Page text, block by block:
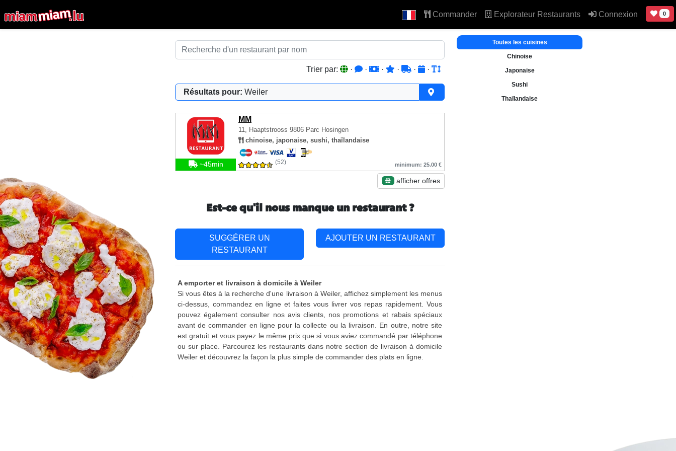
Commander Explorateur Restaurants Connexion 0
Trier par: · · · · · ·
Résultats pour: Weiler
MM
11, Haaptstrooss 9806 Parc Hosingen
chinoise, japonaise, sushi, thaïlandaise
~45min (52) minimum: 25.00 €
afficher offres
Toutes les cuisines
Chinoise
Japonaise
Sushi
Thaïlandaise
Est-ce qu'il nous manque un restaurant ?
SUGGÉRER UN
RESTAURANT
AJOUTER UN RESTAURANT
A emporter et livraison à domicile à Weiler
Si vous êtes à la recherche d'une livraison à Weiler, affichez simplement les menus
ci-dessus, commandez en ligne et faites vous livrer vos repas rapidement. Vous
pouvez également consulter nos avis clients, nos promotions et rabais spéciaux
avant de commander en ligne pour la collecte ou la livraison. En outre, notre site
est gratuit et vous payez le même prix que si vous aviez commandé par téléphone
ou sur place. Parcourez les restaurants dans notre section de livraison à domicile
Weiler et découvrez la façon la plus simple de commander des plats en ligne.